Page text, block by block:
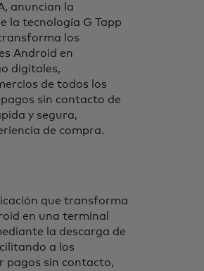
anuncian la
la tecnología G Tapp
los
Android en
digitales,
de todos los
sin contacto de
y segura,
de compra.
que transforma
en una terminal
la descarga de
a los
pagos sin contacto,